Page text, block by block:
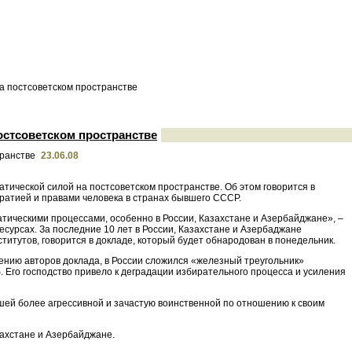
пространстве
пространстве
23.06.08
силой на постсоветском пространстве. Об этом говорится в
и правами человека в странах бывшего СССР.
процессами, особенно в России, Казахстане и Азербайджане», –
За последние 10 лет в России, Казахстане и Азербаджане
говорится в докладе, который будет обнародован в понедельник.
авторов доклада, в России сложился «железный треугольник»
господство привело к деградации избирательного процесса и усиления
более агрессивной и зачастую воинственной по отношению к своим
и Азербайджане.